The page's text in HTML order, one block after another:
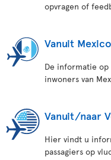
opvragen of
Vanuit Mexico
De informatie
inwoners van
Vanuit/naar
Hier vindt u
passagiers op